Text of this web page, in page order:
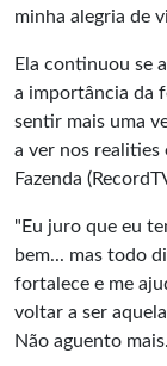
minha alegria de
Ela continuou se
a importância da
sentir mais uma
a ver nos realities
Fazenda
"Eu juro que eu
bem... mas todo
fortalece e me
voltar a ser
Não aguento